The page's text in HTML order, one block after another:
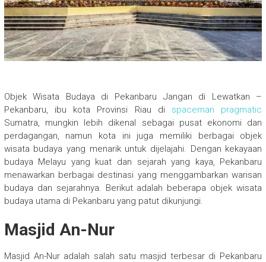
Objek Wisata Budaya di Pekanbaru Jangan di Lewatkan –
Pekanbaru, ibu kota Provinsi Riau di spaceman pragmatic
Sumatra, mungkin lebih dikenal sebagai pusat ekonomi dan
perdagangan, namun kota ini juga memiliki berbagai objek
wisata budaya yang menarik untuk dijelajahi. Dengan kekayaan
budaya Melayu yang kuat dan sejarah yang kaya, Pekanbaru
menawarkan berbagai destinasi yang menggambarkan warisan
budaya dan sejarahnya. Berikut adalah beberapa objek wisata
budaya utama di Pekanbaru yang patut dikunjungi.
Masjid An-Nur
Masjid An-Nur adalah salah satu masjid terbesar di Pekanbaru